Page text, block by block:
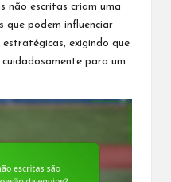
não escritas criam uma
que podem influenciar
exigindo que
para um